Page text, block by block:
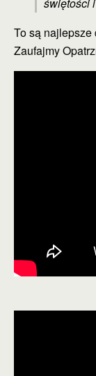
To są najlepsze
Zaufajmy